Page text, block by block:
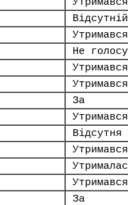
Відсутній
Утримався
Не
Утримався
Утримався
За
Утримався
Відсутня
Утримався
Утримався
За